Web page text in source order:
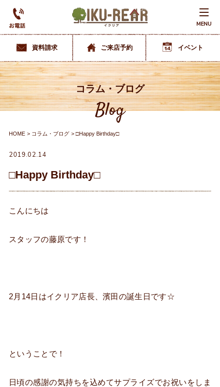
MENU
資料請求 ご来店予約 イベント
コラム・ブログ
Blog
HOME コラム・ブログ □Happy Birthday□
2019.02.14
□Happy Birthday□
こんにちは
スタッフの藤原です！
2月14日はイクリア店長、濱田の誕生日です☆
ということで！
日頃の感謝の気持ちを込めてサプライズでお祝いをしま